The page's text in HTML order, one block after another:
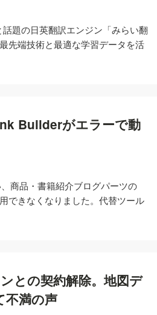
題の日英翻訳エンジン「みらい翻
先端技術と最適な学習データを活
Builderがエラーで動
商品・書籍紹介ブログパーツの
できなくなりました。代替ツール
との契約解除。地図デ
不満の声